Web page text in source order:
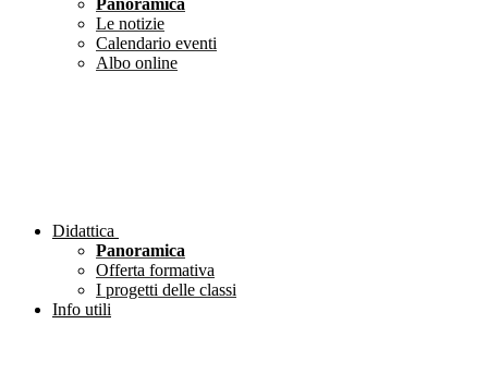
Panoramica
Le notizie
Calendario eventi
Albo online
Didattica
Panoramica
Offerta formativa
I progetti delle classi
Info utili